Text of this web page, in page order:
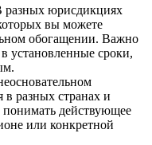
разных юрисдикциях
вы можете
обогащении. Важно
установленные сроки,
в разных странах и
действующее
или конкретной